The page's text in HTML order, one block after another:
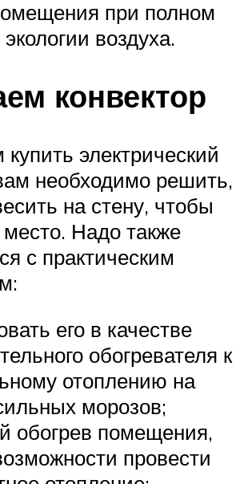
при полном
воздуха.
конвектор
электрический
необходимо решить,
на стену, чтобы
Надо также
с практическим
его в качестве
обогревателя к
отоплению на
морозов;
обогрев помещения,
провести